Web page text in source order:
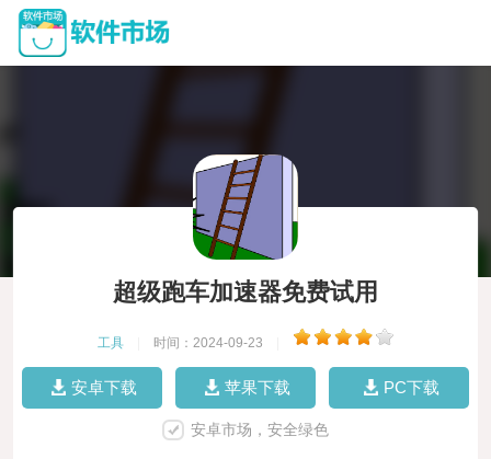
超级跑车加速器免费试用
工具 时间：2024-09-23
安卓下载 苹果下载 PC下载
安卓市场，安全绿色